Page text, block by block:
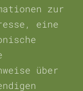
zur
eine
über